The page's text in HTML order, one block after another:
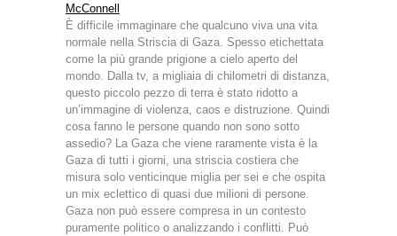
McConnell
È difficile immaginare che qualcuno viva una vita
normale nella Striscia di Gaza. Spesso etichettata
come la più grande prigione a cielo aperto del
mondo. Dalla tv, a migliaia di chilometri di distanza,
questo piccolo pezzo di terra è stato ridotto a
un’immagine di violenza, caos e distruzione. Quindi
cosa fanno le persone quando non sono sotto
assedio? La Gaza che viene raramente vista è la
Gaza di tutti i giorni, una striscia costiera che
misura solo venticinque miglia per sei e che ospita
un mix eclettico di quasi due milioni di persone.
Gaza non può essere compresa in un contesto
puramente politico o analizzando i conflitti. Può